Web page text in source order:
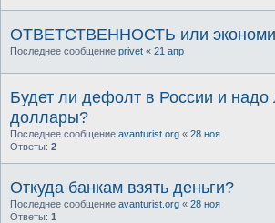
ОТВЕТСТВЕННОСТЬ или
Последнее сообщение privet « 21 апр
Будет ли дефолт в России и надо
доллары?
Последнее сообщение avanturist.org « 28 ноя
Ответы: 2
Откуда банкам взять деньги?
Последнее сообщение avanturist.org « 28 ноя
Ответы: 1